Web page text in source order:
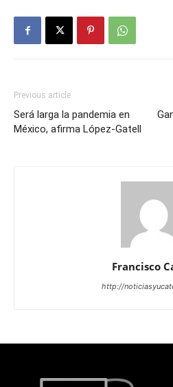
Previous article
Será larga la pandemia en
México, afirma López-Gatell
Francisco
http://